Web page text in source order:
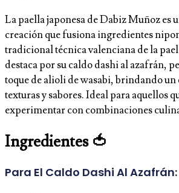
La paella japonesa de Dabiz Muñoz es
creación que fusiona ingredientes
tradicional técnica valenciana de la
destaca por su caldo dashi al azafrán,
toque de alioli de wasabi, brindando
texturas y sabores. Ideal para aquellos
experimentar con combinaciones
Ingredientes 🍅
Para El Caldo Dashi Al Azafrán: